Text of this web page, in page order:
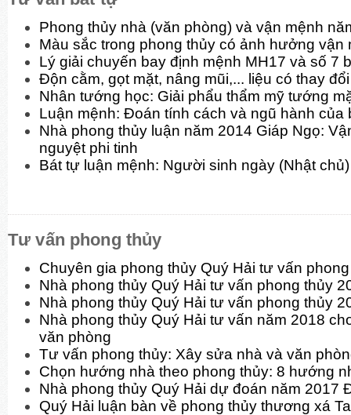
Phong thủy nhà (văn phòng) và vận mệnh
Màu sắc trong phong thủy có ảnh hưởng vận
Lý giải chuyến bay định mệnh MH17 và số 7
Độn cằm, gọt mặt, nâng mũi,... liệu có thay
Nhân tướng học: Giải phẩu thẩm mỹ tướng
Luận mệnh: Đoán tính cách và ngũ hành của
Nhà phong thủy luận năm 2014 Giáp Ngọ:
nguyệt phi tinh
Bát tự luận mệnh: Người sinh ngày (Nhật
Tư vấn phong thủy
Chuyên gia phong thủy Quý Hải tư vấn
Nhà phong thủy Quý Hải tư vấn phong thủy
Nhà phong thủy Quý Hải tư vấn phong thủy
Nhà phong thủy Quý Hải tư vấn năm 2018
văn phòng
Tư vấn phong thủy: Xây sửa nhà và văn
Chọn hướng nhà theo phong thủy: 8 hướng
Nhà phong thủy Quý Hải dự đoán năm 2017
Quý Hải luận bàn về phong thủy thương xá